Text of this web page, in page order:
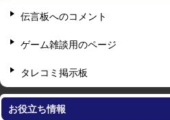
伝言板へのコメント
ゲーム雑談用のページ
タレコミ掲示板
お役立ち情報